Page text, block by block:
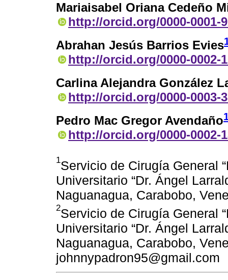
Mariaisabel Oriana Cedeño
http://orcid.org/0000-0001-
Abrahan Jesús Barrios Evies
http://orcid.org/0000-0002-
Carlina Alejandra González
http://orcid.org/0000-0003-
Pedro Mac Gregor Avendaño
http://orcid.org/0000-0002-
1Servicio de Cirugía General
Universitario “Dr. Ángel
Naguanagua, Carabobo,
2Servicio de Cirugía General
Universitario “Dr. Ángel
Naguanagua, Carabobo,
johnnypadron95@gmail.com